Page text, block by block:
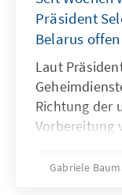
warum
anfällig für
Medien jetzt
Präsident
Belarus
Laut
Richtung der
Vorbereitung
offensive
Gabriele